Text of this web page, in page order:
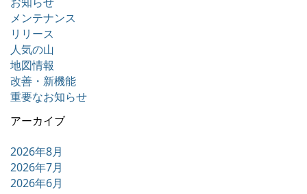
メンテナンス
リリース
人気の山
地図情報
改善・新機能
重要なお知らせ
アーカイブ
2026年8月
2026年7月
2026年6月